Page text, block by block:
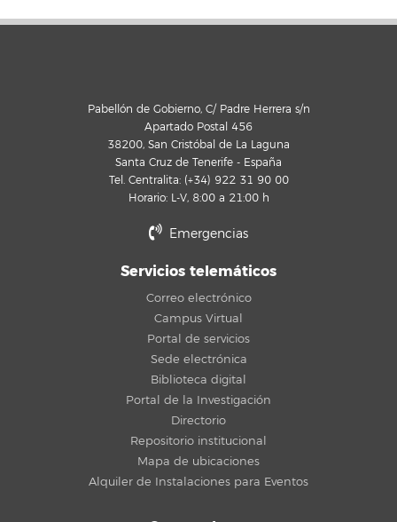
Pabellón de Gobierno, C/ Padre Herrera s/n
Apartado Postal 456
38200, San Cristóbal de La Laguna
Santa Cruz de Tenerife - España
Tel. Centralita: (+34) 922 31 90 00
Horario: L-V, 8:00 a 21:00 h
Emergencias
Servicios telemáticos
Correo electrónico
Campus Virtual
Portal de servicios
Sede electrónica
Biblioteca digital
Portal de la Investigación
Directorio
Repositorio institucional
Mapa de ubicaciones
Alquiler de Instalaciones para Eventos